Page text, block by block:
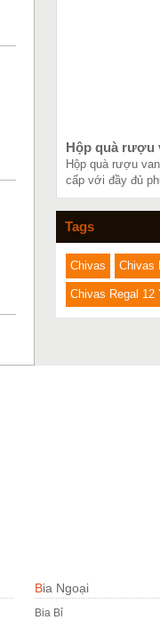
Hộp quà rượu
Hộp quà rượu
cấp với đầy đủ
Tags
Chivas Chivas
Chivas Regal 12
Bia Ngoại
Bia Bỉ